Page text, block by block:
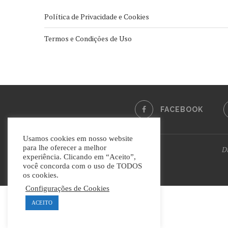
Política de Privacidade e Cookies
Termos e Condições de Uso
FACEBOOK
Usamos cookies em nosso website
para lhe oferecer a melhor
experiência. Clicando em “Aceito”,
você concorda com o uso de TODOS
os cookies.
Configurações de Cookies
ACEITO